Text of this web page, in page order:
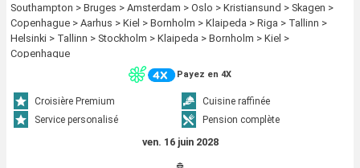
Southampton > Bruges > Amsterdam > Oslo > Kristiansund > Skagen >
Copenhague > Aarhus > Kiel > Bornholm > Klaipeda > Riga > Tallinn >
Helsinki > Tallinn > Stockholm > Klaipeda > Bornholm > Kiel >
Copenhague
Payez en 4X
Croisière Premium
Cuisine raffinée
Service personalisé
Pension complète
ven. 16 juin 2028